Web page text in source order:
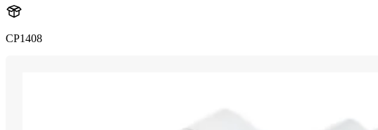
CP1408